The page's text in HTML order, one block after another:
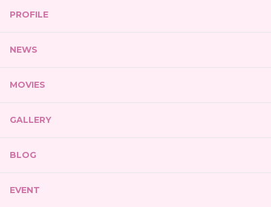
PROFILE
NEWS
MOVIES
GALLERY
BLOG
EVENT